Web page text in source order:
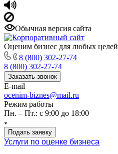
Обычная версия сайта
Оценим бизнес для любых целей
8 (800) 302-27-74
8 (800) 302-27-74
Заказать звонок
E-mail
ocenim-biznes@mail.ru
Режим работы
Пн. – Пт.: с 9:00 до 18:00
Подать заявку
Услуги по оценке бизнеса